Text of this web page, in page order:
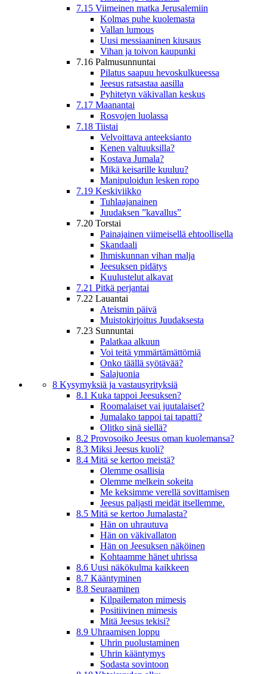
7.15 Viimeinen matka Jerusalemiin
Kolmas puhe kuolemasta
Vallan lumous
Uusi messiaaninen kiusaus
Vihan ja toivon kaupunki
7.16 Palmusunnuntai
Pilatus saapuu hevoskulkueessa
Jeesus ratsastaa aasilla
Pyhitetyn väkivallan keskus
7.17 Maanantai
Rosvojen luolassa
7.18 Tiistai
Velvoittava anteeksianto
Kenen valtuuksilla?
Kostava Jumala?
Mikä keisarille kuuluu?
Manipuloidun lesken ropo
7.19 Keskiviikko
Tuhlaajanainen
Juudaksen ”kavallus”
7.20 Torstai
Painajainen viimeisellä ehtoollisella
Skandaali
Ihmiskunnan vihan malja
Jeesuksen pidätys
Kuulustelut alkavat
7.21 Pitkä perjantai
7.22 Lauantai
Ateismin päivä
Muistokirjoitus Juudaksesta
7.23 Sunnuntai
Palatkaa alkuun
Voi teitä ymmärtämättömiä
Onko täällä syötävää?
Salajuonia
8 Kysymyksiä ja vastausyrityksiä
8.1 Kuka tappoi Jeesuksen?
Roomalaiset vai juutalaiset?
Jumalako tappoi tai tapatti?
Olitko sinä siellä?
8.2 Provosoiko Jeesus oman kuolemansa?
8.3 Miksi Jeesus kuoli?
8.4 Mitä se kertoo meistä?
Olemme osallisia
Olemme melkein sokeita
Me keksimme verellä sovittamisen
Jeesus paljasti meidät itsellemme.
8.5 Mitä se kertoo Jumalasta?
Hän on uhrautuva
Hän on väkivallaton
Hän on Jeesuksen näköinen
Kohtaamme hänet uhrissa
8.6 Uusi näkökulma kaikkeen
8.7 Kääntyminen
8.8 Seuraaminen
Kilpailematon mimesis
Positiivinen mimesis
Mitä Jeesus tekisi?
8.9 Uhraamisen loppu
Uhrin puolustaminen
Uhrin kääntymys
Sodasta sovintoon